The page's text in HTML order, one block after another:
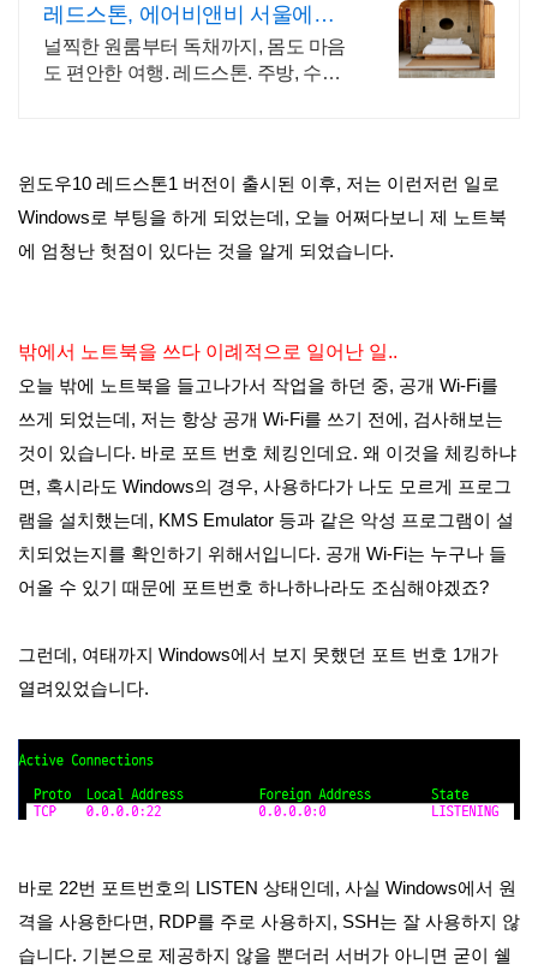
레드스톤, 에어비앤비 서울에서
살아보기
널찍한 원룸부터 독채까지, 몸도 마음
도 편안한 여행. 레드스톤. 주방, 수영
윈도우10 레드스톤1 버전이 출시된 이후, 저는 이런저런 일로
Windows로 부팅을 하게 되었는데, 오늘 어쩌다보니 제 노트북
에 엄청난 헛점이 있다는 것을 알게 되었습니다.
밖에서 노트북을 쓰다 이례적으로 일어난 일..
오늘 밖에 노트북을 들고나가서 작업을 하던 중, 공개 Wi-Fi를
쓰게 되었는데, 저는 항상 공개 Wi-Fi를 쓰기 전에, 검사해보는
것이 있습니다. 바로 포트 번호 체킹인데요. 왜 이것을 체킹하냐
면, 혹시라도 Windows의 경우, 사용하다가 나도 모르게 프로그
램을 설치했는데, KMS Emulator 등과 같은 악성 프로그램이 설
치되었는지를 확인하기 위해서입니다. 공개 Wi-Fi는 누구나 들
어올 수 있기 때문에 포트번호 하나하나라도 조심해야겠죠?
그런데, 여태까지 Windows에서 보지 못했던 포트 번호 1개가
열려있었습니다.
바로 22번 포트번호의 LISTEN 상태인데, 사실 Windows에서 원
격을 사용한다면, RDP를 주로 사용하지, SSH는 잘 사용하지 않
습니다. 기본으로 제공하지 않을 뿐더러 서버가 아니면 굳이 쉘